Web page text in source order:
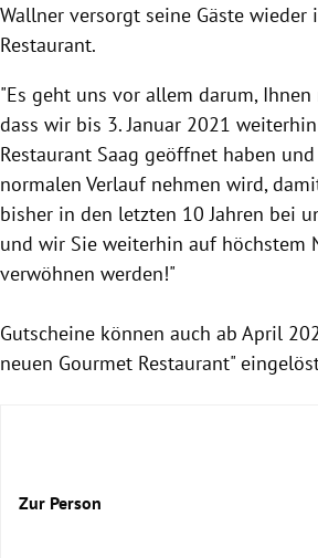
Wallner versorgt seine Gäste wieder
Restaurant.
"Es geht uns vor allem darum,
dass wir bis 3. Januar 2021
Restaurant Saag geöffnet haben
normalen Verlauf nehmen wird,
bisher in den letzten 10 Jahren bei
und wir Sie weiterhin auf höchstem
verwöhnen werden!"
Gutscheine können auch ab April
neuen Gourmet Restaurant"
Zur Person